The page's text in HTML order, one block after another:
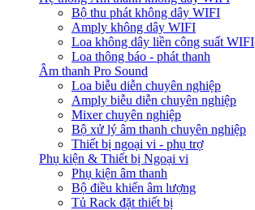
Bộ thu phát không dây WIFI
Amply không dây WIFI
Loa không dây liền công suất WIFI
Loa thông báo - phát thanh
Âm thanh Pro Sound
Loa biễu diễn chuyên nghiệp
Amply biễu diễn chuyên nghiệp
Mixer chuyên nghiệp
Bộ xử lý âm thanh chuyên nghiệp
Thiết bị ngoại vi - phụ trợ
Phụ kiện & Thiết bị Ngoại vi
Phụ kiện âm thanh
Bộ điều khiển âm lượng
Tủ Rack đặt thiết bị